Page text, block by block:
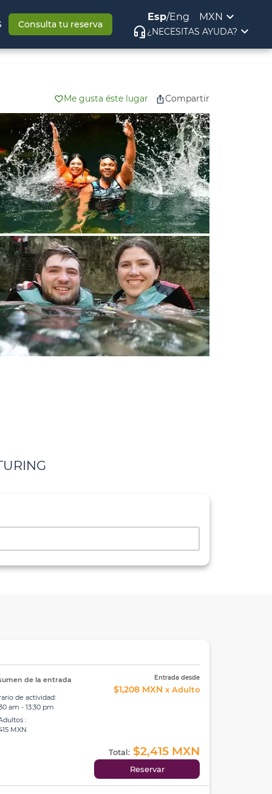
Consulta tu reserva
Esp/Eng MXN
¿NECESITAS AYUDA?
Me gusta éste lugar Compartir
de la entrada
de actividad:
am - 13:30 pm
:
MXN
Entrada desde
$1,208 MXN x Adulto
Total:$2,415 MXN
Reservar